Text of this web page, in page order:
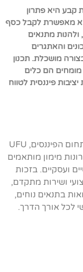
ש"ח בהוראת קבע היא פתרון
היא מאפשרת לקבל כסף
מתנאים
והאתגרים
מושכלת. תכנון
הם כלים
פיננסית לטווח
עם שנים של ניסיון בתחום הפיננסים, UFU
מימון מותאמים
ועסקיים. בזכות
ושירות מתקדם,
בתנאים נוחים,
לכל אורך הדרך.